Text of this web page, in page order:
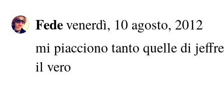
Fedevenerdì, 10 agosto, 2012
mi piacciono tanto quelle di
il vero